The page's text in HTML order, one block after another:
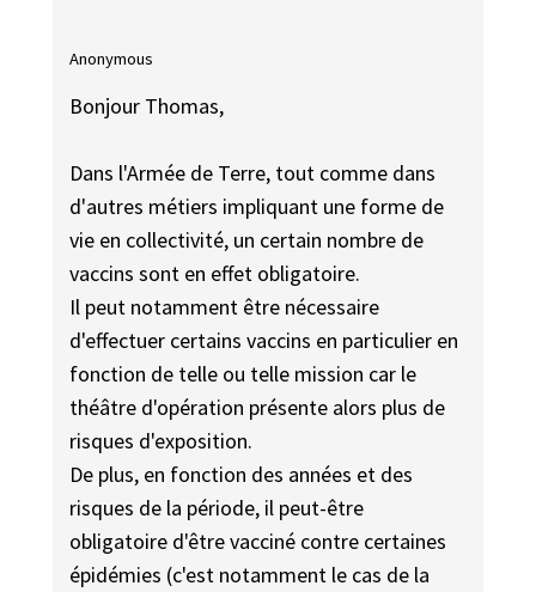
Anonymous
Bonjour Thomas,
Dans l'Armée de Terre, tout comme dans
d'autres métiers impliquant une forme de
vie en collectivité, un certain nombre de
vaccins sont en effet obligatoire.
Il peut notamment être nécessaire
d'effectuer certains vaccins en particulier en
fonction de telle ou telle mission car le
théâtre d'opération présente alors plus de
risques d'exposition.
De plus, en fonction des années et des
risques de la période, il peut-être
obligatoire d'être vacciné contre certaines
épidémies (c'est notamment le cas de la